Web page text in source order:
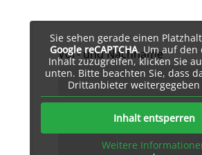
Vor- und Nachname
Sie sehen gerade einen
Google reCAPTCHA. Um auf den
Inhalt zuzugreifen, klicken Sie
unten. Bitte beachten Sie, dass
Drittanbieter
Inhalt entsperren
Weitere